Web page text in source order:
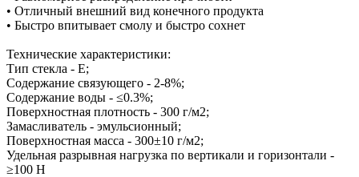
• Отличный внешний вид конечного продукта
• Быстро впитывает смолу и быстро сохнет
Технические характеристики:
Тип стекла - Е;
Содержание связующего - 2-8%;
Содержание воды - ≤0.3%;
Поверхностная плотность - 300 г/м2;
Замасливатель - эмульсионный;
Поверхностная масса - 300±10 г/м2;
Удельная разрывная нагрузка по вертикали и горизонтали -
≥100 Н